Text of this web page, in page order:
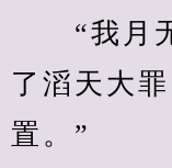
“我月无
了滔天大
置。”